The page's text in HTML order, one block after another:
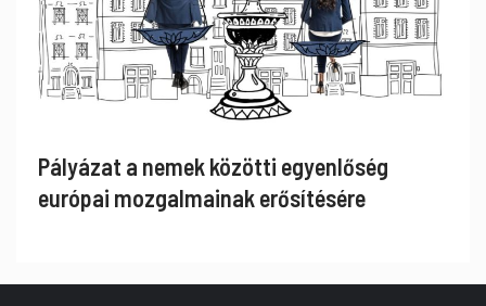
Pályázat a nemek közötti egyenlőség
európai mozgalmainak erősítésére